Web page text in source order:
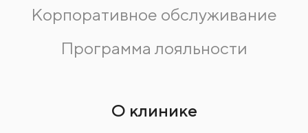
Корпоративное обслуживание
Программа лояльности
О клинике